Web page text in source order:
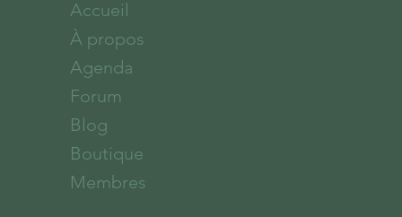
Accueil
À propos
Agenda
Forum